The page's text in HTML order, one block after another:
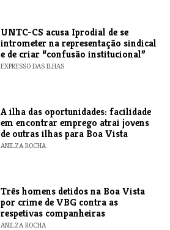
UNTC-CS acusa Iprodial de se
intrometer na representação sindical
e de criar “confusão institucional”
EXPRESSO DAS ILHAS
A ilha das oportunidades: facilidade
em encontrar emprego atrai jovens
de outras ilhas para Boa Vista
ANILZA ROCHA
Três homens detidos na Boa Vista
por crime de VBG contra as
respetivas companheiras
ANILZA ROCHA